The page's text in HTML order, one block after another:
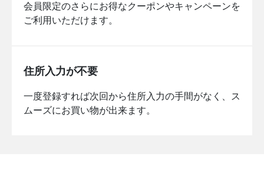
会員限定のさらにお得なクーポンやキャンペーンを
ご利用いただけます。
住所入力が不要
一度登録すれば次回から住所入力の手間がなく、ス
ムーズにお買い物が出来ます。